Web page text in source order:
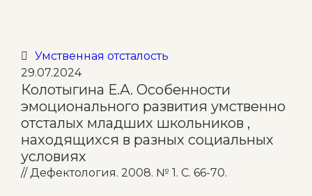
 Category
Умственная отсталость
29.07.2024
Колотыгина Е.А. Особенности
эмоционального развития умственно
отсталых младших школьников ,
находящихся в разных социальных
условиях
// Дефектология. 2008. № 1. С. 66-70.